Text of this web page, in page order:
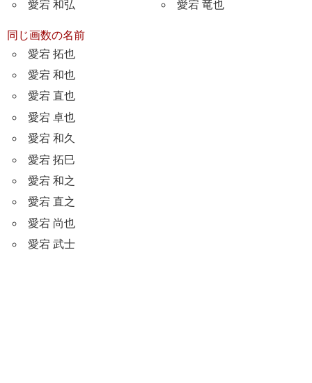
愛宕 和弘 愛宕 竜也
同じ画数の名前
愛宕 拓也
愛宕 和也
愛宕 直也
愛宕 卓也
愛宕 和久
愛宕 拓巳
愛宕 和之
愛宕 直之
愛宕 尚也
愛宕 武士